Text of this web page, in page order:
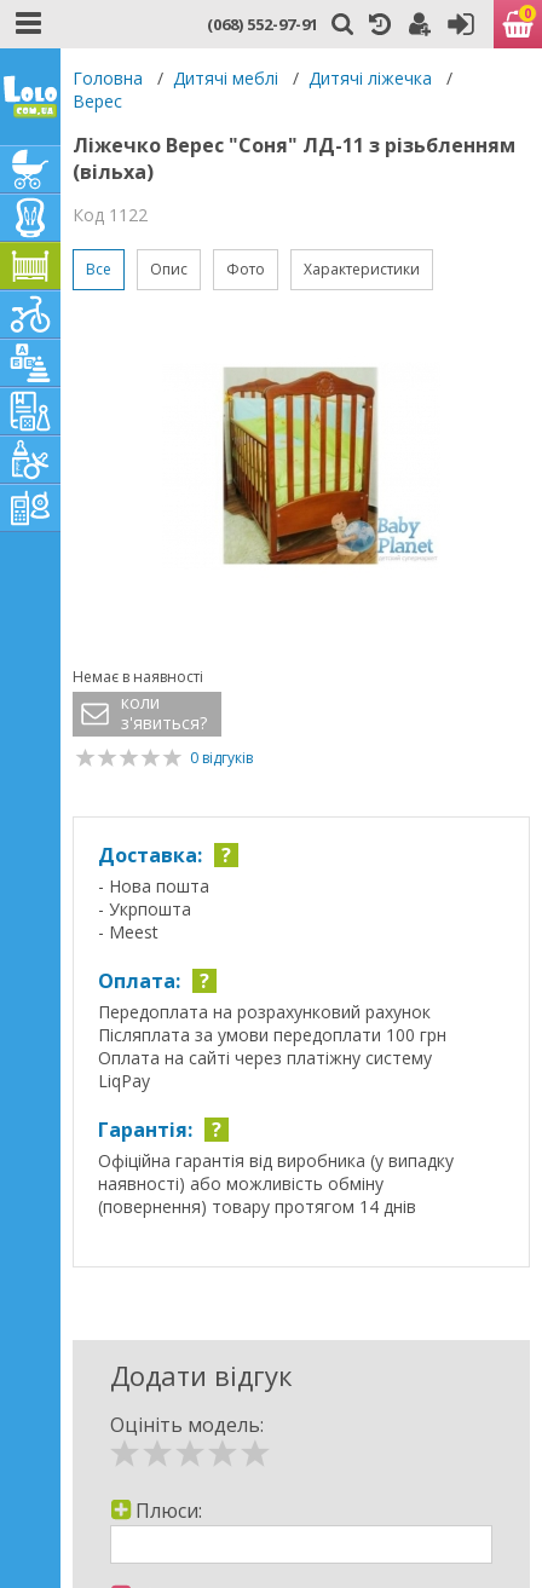
(068) 552-97-91 0
Головна / Дитячі меблі / Дитячі ліжечка
/
Верес
Ліжечко Верес "Соня" ЛД-11 з різьбленням
(вільха)
Код 1122
Все Опис Фото Характеристики
Немає в наявності
коли
з'явиться?
0 відгуків
Доставка: ?
- Нова пошта
- Укрпошта
- Meest
Оплата: ?
Передоплата на розрахунковий рахунок
Післяплата за умови передоплати 100 грн
Оплата на сайті через платіжну систему
LiqPay
Гарантія: ?
Офіційна гарантія від виробника (у випадку
наявності) або можливість обміну
(повернення) товару протягом 14 днів
Додати відгук
Оцініть модель:
Плюси: